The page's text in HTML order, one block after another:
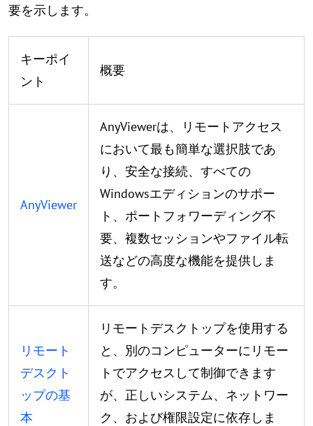
要を示します。
キーポイ
ント
概要
AnyViewer
AnyViewerは、リモートアクセス
において最も簡単な選択肢であ
り、安全な接続、すべての
Windowsエディションのサポー
ト、ポートフォワーディング不
要、複数セッションやファイル転
送などの高度な機能を提供しま
す。
リモート
デスクト
ップの基
本
リモートデスクトップを使用する
と、別のコンピューターにリモー
トでアクセスして制御できます
が、正しいシステム、ネットワー
ク、および権限設定に依存しま